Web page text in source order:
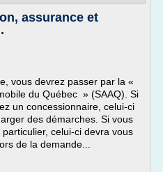
assurance et
vous devrez passer par la «
du Québec » (SAAQ). Si
un concessionnaire, celui-ci
des démarches. Si vous
celui-ci devra vous
de la demande...